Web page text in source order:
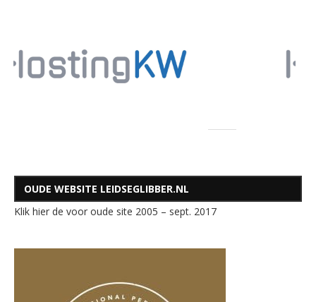
OUDE WEBSITE LEIDSEGLIBBER.NL
Klik hier de voor oude site 2005 – sept. 2017